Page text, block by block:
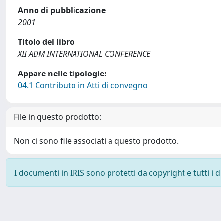
Anno di pubblicazione
2001
Titolo del libro
XII ADM INTERNATIONAL CONFERENCE
Appare nelle tipologie:
04.1 Contributo in Atti di convegno
File in questo prodotto:
Non ci sono file associati a questo prodotto.
I documenti in IRIS sono protetti da copyright e tutti i